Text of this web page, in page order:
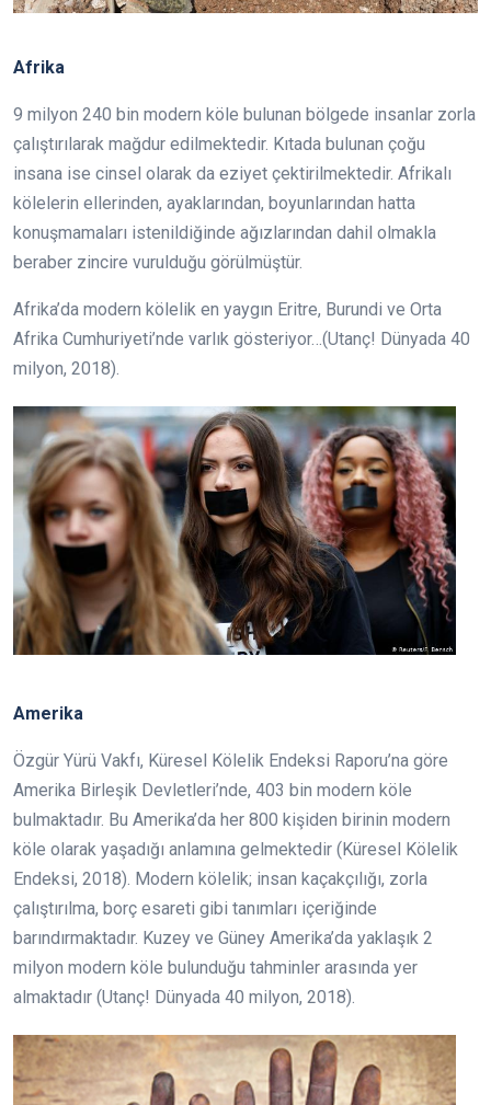
Afrika
9 milyon 240 bin modern köle bulunan bölgede insanlar zorla
çalıştırılarak mağdur edilmektedir. Kıtada bulunan çoğu
insana ise cinsel olarak da eziyet çektirilmektedir. Afrikalı
kölelerin ellerinden, ayaklarından, boyunlarından hatta
konuşmamaları istenildiğinde ağızlarından dahil olmakla
beraber zincire vurulduğu görülmüştür.
Afrika’da modern kölelik en yaygın Eritre, Burundi ve Orta
Afrika Cumhuriyeti’nde varlık gösteriyor…(Utanç! Dünyada 40
milyon, 2018).
Amerika
Özgür Yürü Vakfı, Küresel Kölelik Endeksi Raporu’na göre
Amerika Birleşik Devletleri’nde, 403 bin modern köle
bulmaktadır. Bu Amerika’da her 800 kişiden birinin modern
köle olarak yaşadığı anlamına gelmektedir (Küresel Kölelik
Endeksi, 2018). Modern kölelik; insan kaçakçılığı, zorla
çalıştırılma, borç esareti gibi tanımları içeriğinde
barındırmaktadır. Kuzey ve Güney Amerika’da yaklaşık 2
milyon modern köle bulunduğu tahminler arasında yer
almaktadır (Utanç! Dünyada 40 milyon, 2018).